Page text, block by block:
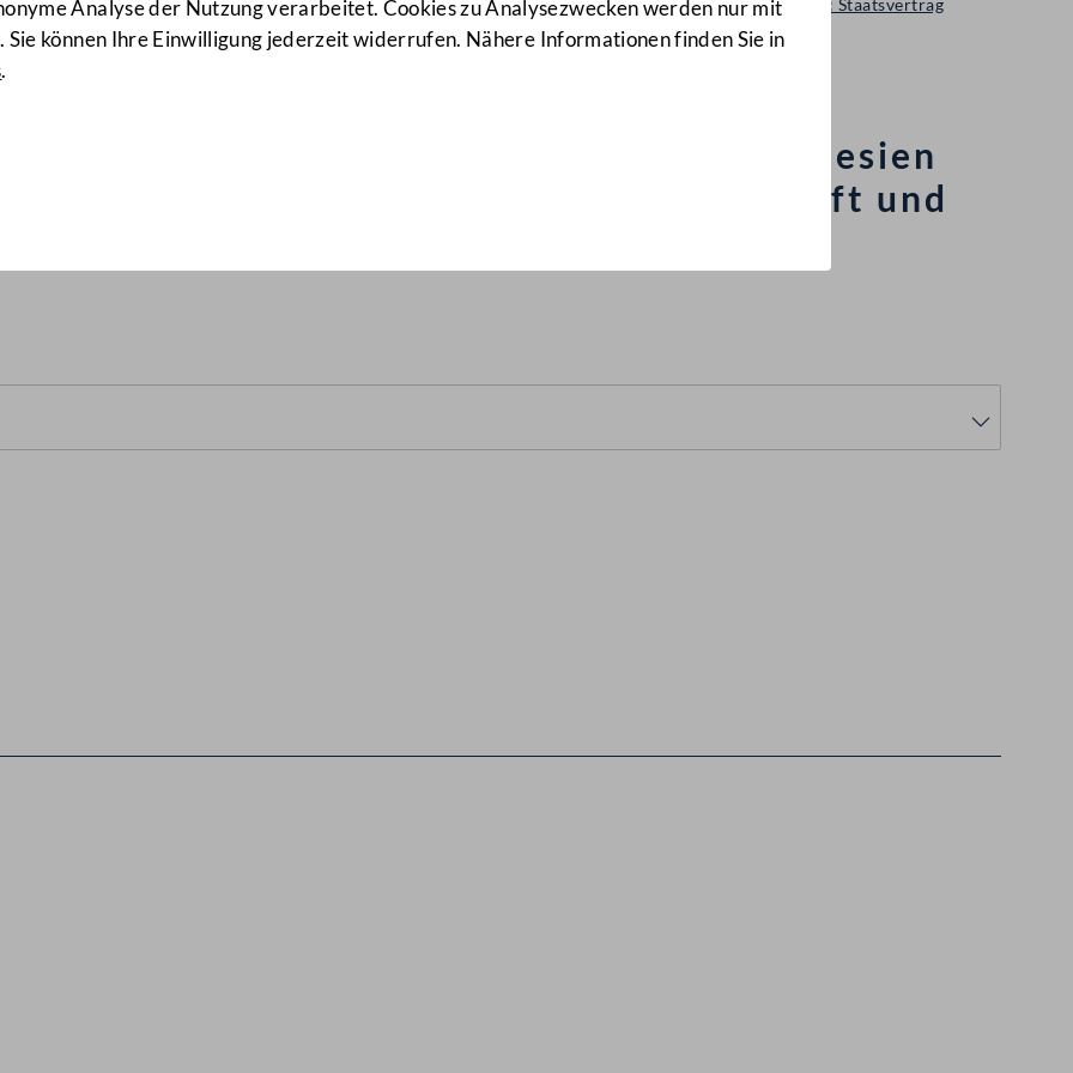
Analyse der Nutzung verarbeitet. Cookies zu Analysezwecken werden nur mit
Sie können Ihre Einwilligung jederzeit widerrufen. Nähere Informationen finden Sie in
.
Regierungsvorlage: Staatsvertrag
173 d.B.
Republik Österreich und der Republik Tunesien
auf den Gebieten der Kultur, Wissenschaft und